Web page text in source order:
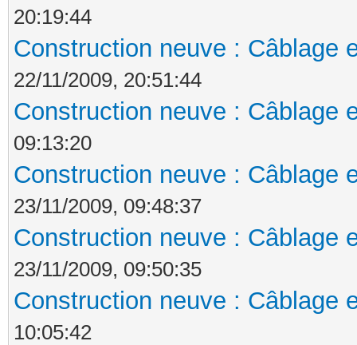
20:19:44
Construction neuve : Câblage
22/11/2009, 20:51:44
Construction neuve : Câblage
09:13:20
Construction neuve : Câblage
23/11/2009, 09:48:37
Construction neuve : Câblage
23/11/2009, 09:50:35
Construction neuve : Câblage
10:05:42